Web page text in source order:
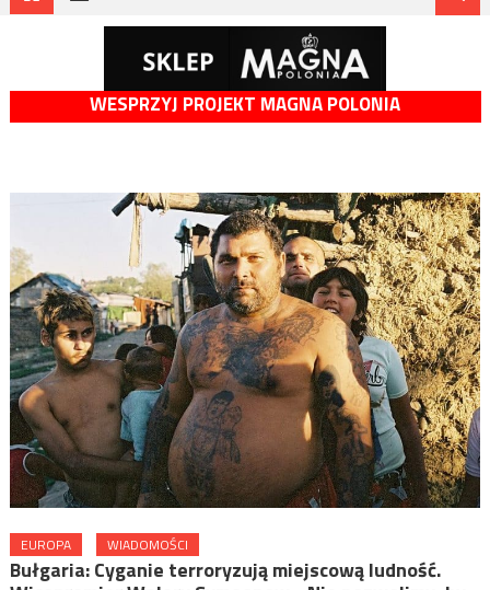
WESPRZYJ PROJEKT MAGNA POLONIA
EUROPA WIADOMOŚCI
Bułgaria: Cyganie terroryzują miejscową ludność.